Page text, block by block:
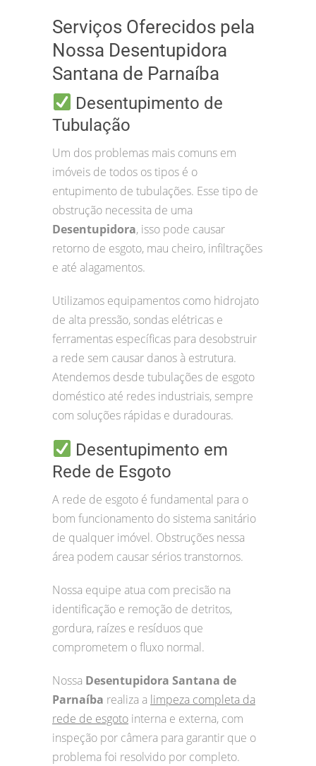
Serviços Oferecidos pela
Nossa Desentupidora
Santana de Parnaíba
Desentupimento de
Tubulação
Um dos problemas mais comuns em
imóveis de todos os tipos é o
entupimento de tubulações. Esse tipo de
obstrução necessita de uma
Desentupidora, isso pode causar
retorno de esgoto, mau cheiro, infiltrações
e até alagamentos.
Utilizamos equipamentos como hidrojato
de alta pressão, sondas elétricas e
ferramentas específicas para desobstruir
a rede sem causar danos à estrutura.
Atendemos desde tubulações de esgoto
doméstico até redes industriais, sempre
com soluções rápidas e duradouras.
Desentupimento em
Rede de Esgoto
A rede de esgoto é fundamental para o
bom funcionamento do sistema sanitário
de qualquer imóvel. Obstruções nessa
área podem causar sérios transtornos.
Nossa equipe atua com precisão na
identificação e remoção de detritos,
gordura, raízes e resíduos que
comprometem o fluxo normal.
Nossa Desentupidora Santana de
Parnaíba realiza a limpeza completa da
rede de esgoto interna e externa, com
inspeção por câmera para garantir que o
problema foi resolvido por completo.